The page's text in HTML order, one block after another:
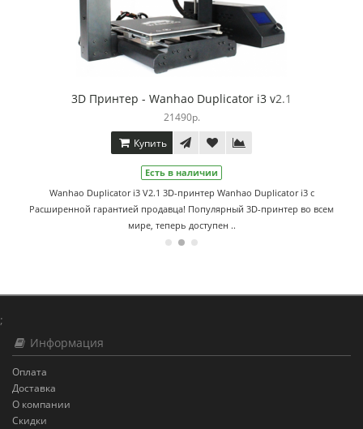
3D Принтер - Wanhao Duplicator i3 v2.1
21490р.
Купить
Есть в наличии
Wanhao Duplicator i3 V2.1 3D-принтер Wanhao Duplicator i3 c
Расширенной гарантией продавца! Популярный 3D-принтер во всем
мире, теперь доступен ..
;
Информация
Оплата
Доставка
О компании
Скидки